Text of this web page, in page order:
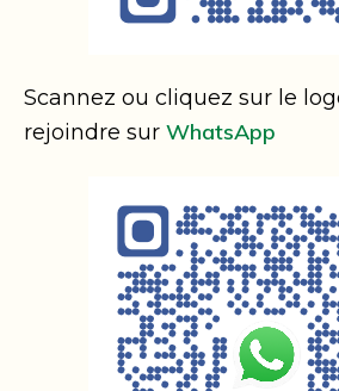
Scannez ou cliquez sur le
rejoindre sur WhatsApp